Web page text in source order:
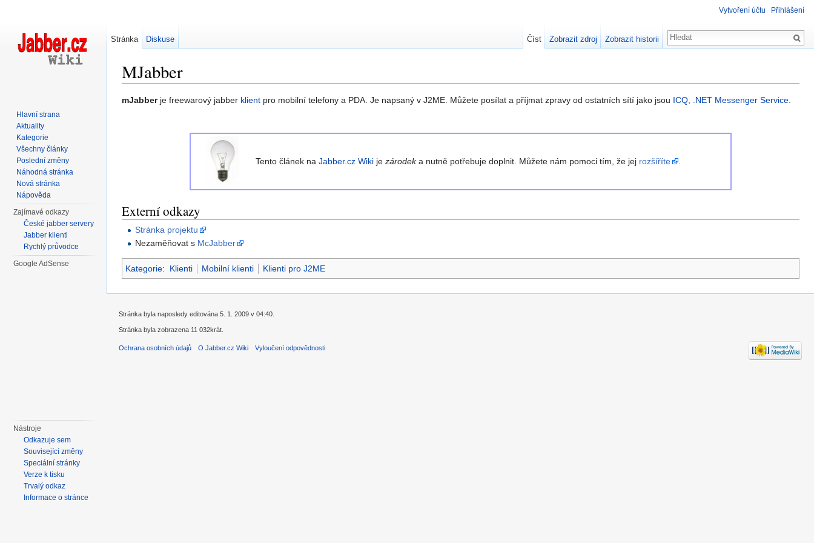
MJabber
mJabberje freewarový jabber klient pro mobilní telefony a PDA. Je napsaný v J2ME. Můžete posílat a příjmat zpravy od ostatních sítí jako jsou ICQ, .NET Messenger Service.
Tento článek na Jabber.cz Wikije zárodeka nutně potřebuje doplnit. Můžete nám pomoci tím, že jej rozšíříte .
Externí odkazy
Stránka projektu
Nezaměňovat s McJabber
Kategorie: Klienti Mobilní klienti Klienti pro J2ME
Vytvoření účtu Přihlášení
Stránka Diskuse Číst Zobrazit zdroj Zobrazit historii
Hlavní strana
Aktuality
Kategorie
Všechny články
Poslední změny
Náhodná stránka
Nová stránka
Nápověda
Zajímavé odkazy
České jabber servery
Jabber klienti
Rychlý průvodce
Google AdSense
Nástroje
Odkazuje sem
Související změny
Speciální stránky
Verze k tisku
Trvalý odkaz
Informace o stránce
Stránka byla naposledy editována 5. 1. 2009 v 04:40.
Stránka byla zobrazena 11 032krát.
Ochrana osobních údajů O Jabber.cz Wiki Vyloučení odpovědnosti